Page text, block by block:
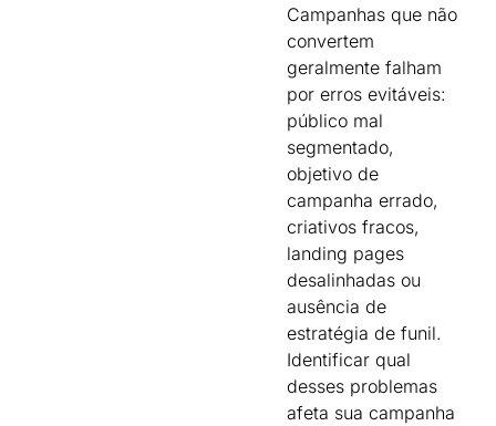
Campanhas que não
convertem
geralmente falham
por erros evitáveis:
público mal
segmentado,
objetivo de
campanha errado,
criativos fracos,
landing pages
desalinhadas ou
ausência de
estratégia de funil.
Identificar qual
desses problemas
afeta sua campanha